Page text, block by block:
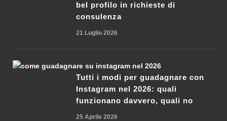
bel profilo in richieste di
consulenza
21 Luglio 2026
Tutti i modi per guadagnare con
Instagram nel 2026: quali
funzionano davvero, quali no
25 Aprile 2026